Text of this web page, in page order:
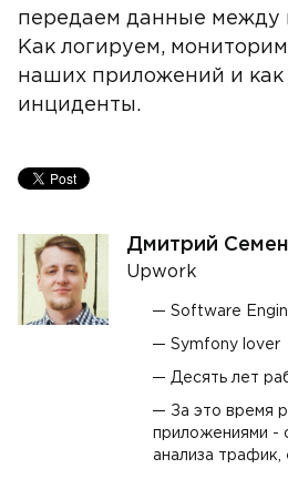
передаем данные между
Как логируем,
наших приложений и как
инциденты.
Дмитрий
Upwork
Software
Symfony lover
Десять лет
За это время
приложениями -
анализа